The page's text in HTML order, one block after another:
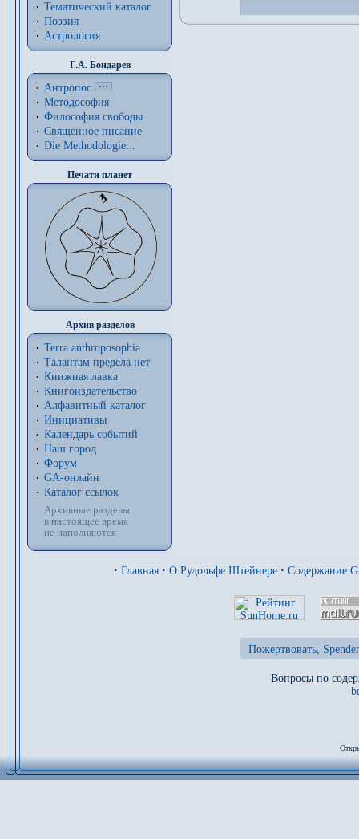
Тематический каталог
Поэзия
Астрология
Г.А. Бондарев
Антропос
Методософия
Философия cвободы
Священное писание
Die Methodologie...
Печати планет
Архив разделов
Terra anthroposophia
Талантам предела нет
Книжная лавка
Книгоиздательство
Алфавитный каталог
Инициативы
Календарь событий
Наш город
Форум
GA-онлайн
Каталог ссылок
Архивные разделы
в настоящее время
не наполняются
· Главная · О Рудольфе Штейнере · Содержание
Пожертвовать,
Вопросы по